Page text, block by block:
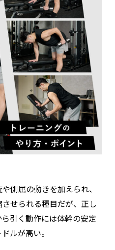
側屈の動きを加えられ、
せられる種目だが、正し
引く動作には体幹の安定
ルが高い。